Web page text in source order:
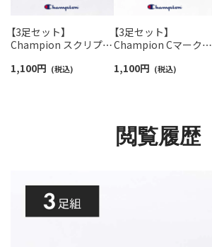
【3足セット】
Champion スクリプト
イル アーチサポート シ
1,100円 (税込)
【3足セット】
Champion Cマークロ
ル アーチサポート スニ
1,100円 (税込)
閲覧履歴